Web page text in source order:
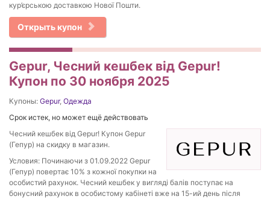
кур’єрською доставкою Нової Пошти.
Открыть купон
Gepur, Чесний кешбек від Gepur!
Купон по 30 ноября 2025
Купоны: Gepur, Одежда
Срок истек, но может ещё действовать
Чесний кешбек від Gepur! Купон Gepur
(Гепур) на скидку в магазин.
Условия: Починаючи з 01.09.2022 Gepur
(Гепур) повертає 10% з кожної покупки на
особистий рахунок. Чесний кешбек у вигляді балів поступає на
бонусний рахунок в особистому кабінеті вже на 15-ий день після